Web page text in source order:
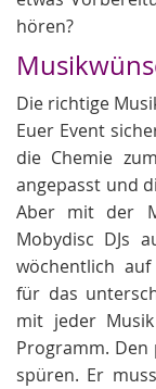
hören?
Die richtige
Euer Event
die Chemie
angepasst und
Aber mit der
Mobydisc DJs
wöchentlich
für das
mit jeder
Programm. Den
spüren. Er